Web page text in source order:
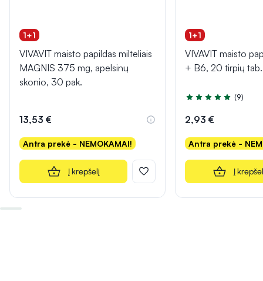
1+1
VIVAVIT maisto papildas milteliais
MAGNIS 375 mg, apelsinų
skonio, 30 pak.
13,53 €
Antra prekė - NEMOKAMAI!
Į krepšelį
1+1
VIVAVIT maisto
+ B6, 20 tirpių tab.
Įvertinimas 4.9 iš 5
(9)
2,93 €
Antra prekė -
Į